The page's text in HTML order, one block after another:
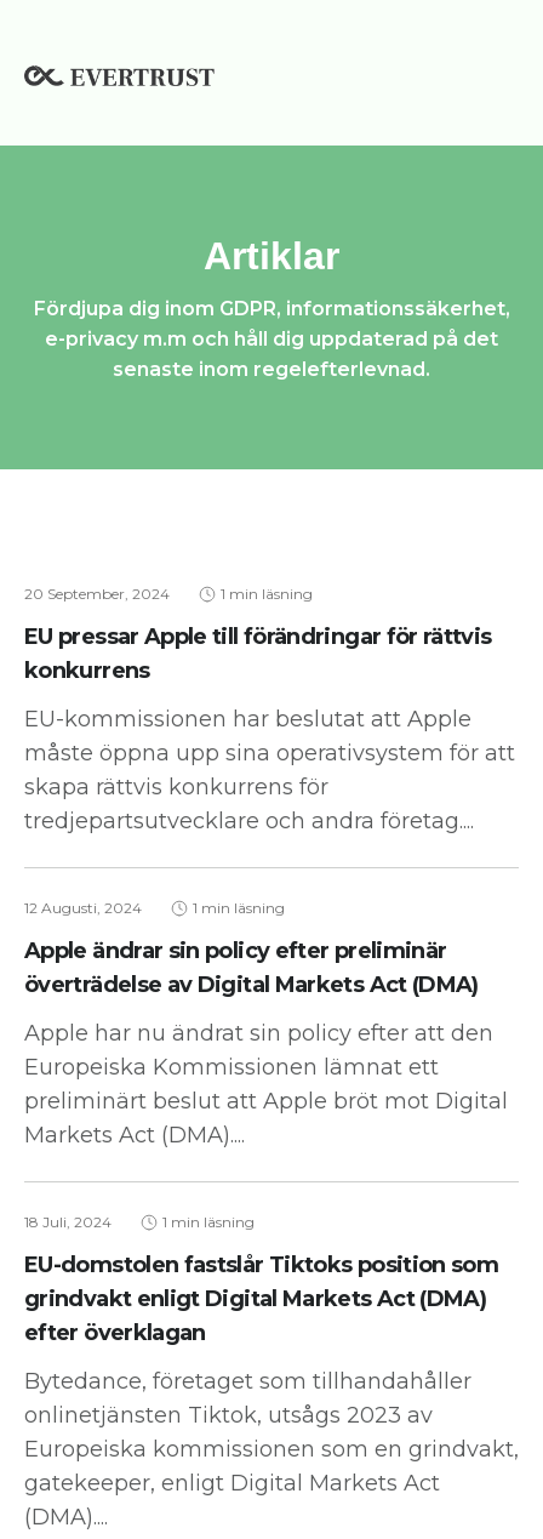
innehåll
Artiklar
Fördjupa dig inom GDPR, informationssäkerhet,
e-privacy m.m och håll dig uppdaterad på det
senaste inom regelefterlevnad.
20 September, 2024 1 min läsning
EU pressar Apple till förändringar för rättvis
konkurrens
EU-kommissionen har beslutat att Apple
måste öppna upp sina operativsystem för att
skapa rättvis konkurrens för
tredjepartsutvecklare och andra företag....
12 Augusti, 2024 1 min läsning
Apple ändrar sin policy efter preliminär
överträdelse av Digital Markets Act (DMA)
Apple har nu ändrat sin policy efter att den
Europeiska Kommissionen lämnat ett
preliminärt beslut att Apple bröt mot Digital
Markets Act (DMA)....
18 Juli, 2024 1 min läsning
EU-domstolen fastslår Tiktoks position som
grindvakt enligt Digital Markets Act (DMA)
efter överklagan
Bytedance, företaget som tillhandahåller
onlinetjänsten Tiktok, utsågs 2023 av
Europeiska kommissionen som en grindvakt,
gatekeeper, enligt Digital Markets Act
(DMA)....